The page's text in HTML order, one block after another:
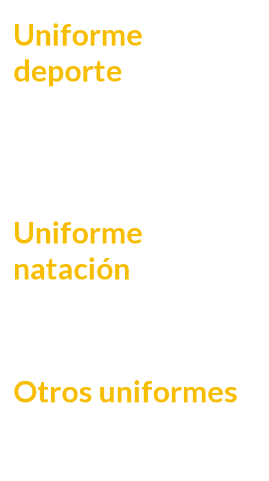
Uniforme
deporte
Uniforme
natación
Otros uniformes